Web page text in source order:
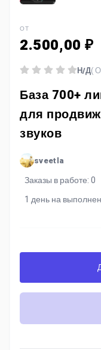
ОТ
2.500,00 ₽
База 700+
для
звуков
sveetla
Заказы в работе: 0
1 день на
Н/Д(